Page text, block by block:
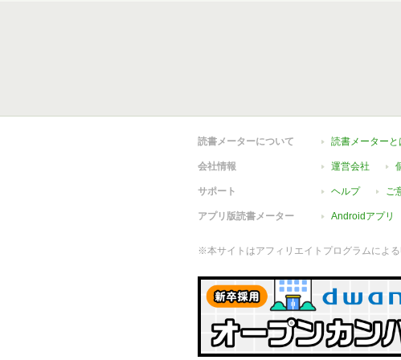
読書メーターについて 読書メーターと
会社情報 運営会社
サポート ヘルプ ご
アプリ版読書メーター Androidアプリ
※本サイトはアフィリエイトプログラムによ